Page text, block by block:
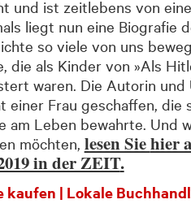
und ist zeitlebens von
liegt nun eine Biografie
so viele von uns
die als Kinder von »Als
waren. Die Autorin
einer Frau geschaffen,
am Leben bewahrte. Und
möchten, lesen Siehier
in der ZEIT.
kaufen | Lokale